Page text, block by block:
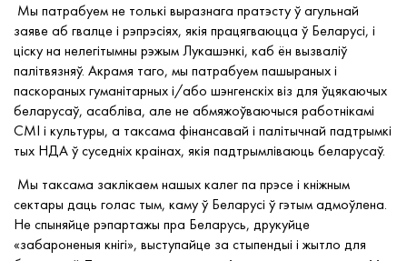
Мы патрабуем не толькі выразнага пратэсту ў агульнай
заяве аб гвалце і рэпрэсіях, якія працягваюцца ў Беларусі, і
ціскуна нелегітымны рэжым Лукашэнкі, каб ён вызваліў
палітвязняў. Акрамя таго, мы патрабуем пашыраных і
паскораных гуманітарных і/або шэнгенскіх віз для ўцякаючых
беларусаў, асабліва, але не абмяжоўваючыся работнікамі
СМІ і культуры, а таксама фінансавай і палітычнай падтрымкі
тых НДА ў суседніх краінах, якія падтрымліваюць беларусаў.
Мы таксама заклікаем нашых калег па прэсе і кніжным
сектары даць голас тым, каму ў Беларусі ў гэтымадмоўлена.
Не спыняйце рэпартажы пра Беларусь, друкуйце
«забароненыя кнігі», выступайце за стыпендыі і жытло для